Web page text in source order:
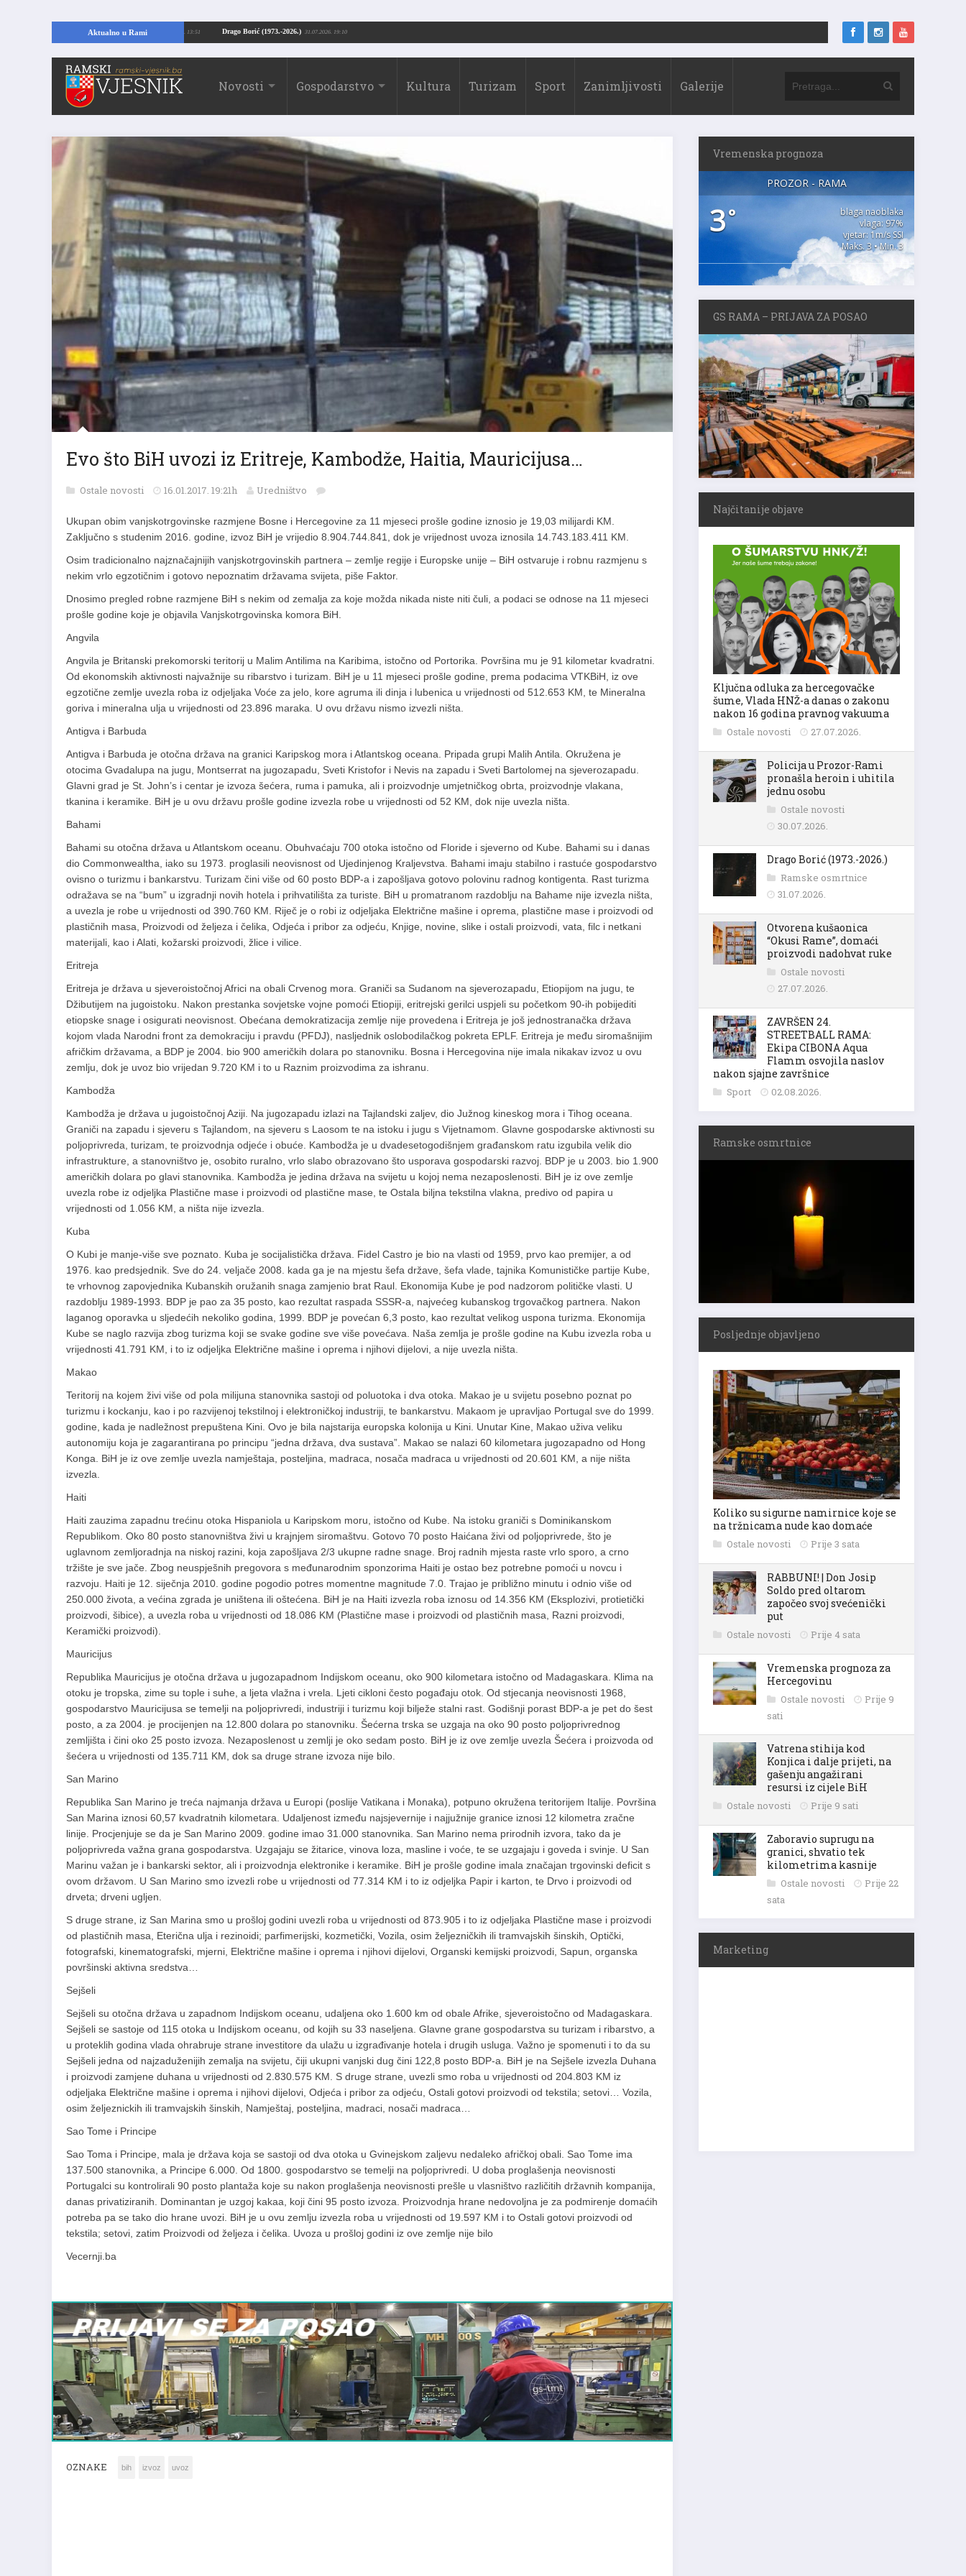
Aktualno u Rami Drago Borić (1973.-2026.)
Kopajući temelje kuće, pronašao vrijedne arheološke ostatke 24.07.2026. 13:51
Novosti Gospodarstvo Kultura Turizam Sport Zanimljivosti Galerije
Evo što BiH uvozi iz Eritreje, Kambodže, Haitia, Mauricijusa…
Ostale novosti 16.01.2017. 19:21h Uredništvo
Ukupan obim vanjskotrgovinske razmjene Bosne i Hercegovine za 11 mjeseci prošle godine iznosio je 19,03 milijardi KM.
Zaključno s studenim 2016. godine, izvoz BiH je vrijedio 8.904.744.841, dok je vrijednost uvoza iznosila 14.743.183.411 KM.
Osim tradicionalno najznačajnijih vanjskotrgovinskih partnera – zemlje regije i Europske unije – BiH ostvaruje i robnu razmjenu s
nekim vrlo egzotičnim i gotovo nepoznatim državama svijeta, piše Faktor.
Dnosimo pregled robne razmjene BiH s nekim od zemalja za koje možda nikada niste niti čuli, a podaci se odnose na 11 mjeseci
prošle godine koje je objavila Vanjskotrgovinska komora BiH.
Angvila
Angvila je Britanski prekomorski teritorij u Malim Antilima na Karibima, istočno od Portorika. Površina mu je 91 kilometar kvadratni.
Od ekonomskih aktivnosti najvažnije su ribarstvo i turizam. BiH je u 11 mjeseci prošle godine, prema podacima VTKBiH, iz ove
egzotične zemlje uvezla roba iz odjeljaka Voće za jelo, kore agruma ili dinja i lubenica u vrijednosti od 512.653 KM, te Mineralna
goriva i mineralna ulja u vrijednosti od 23.896 maraka. U ovu državu nismo izvezli ništa.
Antigva i Barbuda
Antigva i Barbuda je otočna država na granici Karipskog mora i Atlantskog oceana. Pripada grupi Malih Antila. Okružena je
otocima Gvadalupa na jugu, Montserrat na jugozapadu, Sveti Kristofor i Nevis na zapadu i Sveti Bartolomej na sjeverozapadu.
Glavni grad je St. John’s i centar je izvoza šećera, ruma i pamuka, ali i proizvodnje umjetničkog obrta, proizvodnje vlakana,
tkanina i keramike. BiH je u ovu državu prošle godine izvezla robe u vrijednosti od 52 KM, dok nije uvezla ništa.
Bahami
Bahami su otočna država u Atlantskom oceanu. Obuhvaćaju 700 otoka istočno od Floride i sjeverno od Kube. Bahami su i danas
dio Commonwealtha, iako su 1973. proglasili neovisnost od Ujedinjenog Kraljevstva. Bahami imaju stabilno i rastuće gospodarstvo
ovisno o turizmu i bankarstvu. Turizam čini više od 60 posto BDP-a i zapošljava gotovo polovinu radnog kontigenta. Rast turizma
odražava se na “bum” u izgradnji novih hotela i prihvatilišta za turiste. BiH u promatranom razdoblju na Bahame nije izvezla ništa,
a uvezla je robe u vrijednosti od 390.760 KM. Riječ je o robi iz odjeljaka Električne mašine i oprema, plastične mase i proizvodi od
plastičnih masa, Proizvodi od željeza i čelika, Odjeća i pribor za odjeću, Knjige, novine, slike i ostali proizvodi, vata, filc i netkani
materijali, kao i Alati, kožarski proizvodi, žlice i vilice.
Eritreja
Eritreja je država u sjeveroistočnoj Africi na obali Crvenog mora. Graniči sa Sudanom na sjeverozapadu, Etiopijom na jugu, te
Džibutijem na jugoistoku. Nakon prestanka sovjetske vojne pomoći Etiopiji, eritrejski gerilci uspjeli su početkom 90-ih pobijediti
etiopske snage i osigurati neovisnost. Obećana demokratizacija zemlje nije provedena i Eritreja je još jednostranačka država
kojom vlada Narodni front za demokraciju i pravdu (PFDJ), nasljednik oslobodilačkog pokreta EPLF. Eritreja je među siromašnijim
afričkim državama, a BDP je 2004. bio 900 američkih dolara po stanovniku. Bosna i Hercegovina nije imala nikakav izvoz u ovu
zemlju, dok je uvoz bio vrijedan 9.720 KM i to u Raznim proizvodima za ishranu.
Kambodža
Kambodža je država u jugoistočnoj Aziji. Na jugozapadu izlazi na Tajlandski zaljev, dio Južnog kineskog mora i Tihog oceana.
Graniči na zapadu i sjeveru s Tajlandom, na sjeveru s Laosom te na istoku i jugu s Vijetnamom. Glavne gospodarske aktivnosti su
poljoprivreda, turizam, te proizvodnja odjeće i obuće. Kambodža je u dvadesetogodišnjem građanskom ratu izgubila velik dio
infrastrukture, a stanovništvo je, osobito ruralno, vrlo slabo obrazovano što usporava gospodarski razvoj. BDP je u 2003. bio 1.900
američkih dolara po glavi stanovnika. Kambodža je jedina država na svijetu u kojoj nema nezaposlenosti. BiH je iz ove zemlje
uvezla robe iz odjeljka Plastične mase i proizvodi od plastične mase, te Ostala biljna tekstilna vlakna, predivo od papira u
vrijednosti od 1.056 KM, a ništa nije izvezla.
Kuba
O Kubi je manje-više sve poznato. Kuba je socijalistička država. Fidel Castro je bio na vlasti od 1959, prvo kao premijer, a od
1976. kao predsjednik. Sve do 24. veljače 2008. kada ga je na mjestu šefa države, šefa vlade, tajnika Komunističke partije Kube,
te vrhovnog zapovjednika Kubanskih oružanih snaga zamjenio brat Raul. Ekonomija Kube je pod nadzorom političke vlasti. U
razdoblju 1989-1993. BDP je pao za 35 posto, kao rezultat raspada SSSR-a, najvećeg kubanskog trgovačkog partnera. Nakon
laganog oporavka u sljedećih nekoliko godina, 1999. BDP je povećan 6,3 posto, kao rezultat velikog uspona turizma. Ekonomija
Kube se naglo razvija zbog turizma koji se svake godine sve više povećava. Naša zemlja je prošle godine na Kubu izvezla roba u
vrijednosti 41.791 KM, i to iz odjeljka Električne mašine i oprema i njihovi dijelovi, a nije uvezla ništa.
Makao
Teritorij na kojem živi više od pola milijuna stanovnika sastoji od poluotoka i dva otoka. Makao je u svijetu posebno poznat po
turizmu i kockanju, kao i po razvijenoj tekstilnoj i elektroničkoj industriji, te bankarstvu. Makaom je upravljao Portugal sve do 1999.
godine, kada je nadležnost prepuštena Kini. Ovo je bila najstarija europska kolonija u Kini. Unutar Kine, Makao uživa veliku
autonomiju koja je zagarantirana po principu “jedna država, dva sustava”. Makao se nalazi 60 kilometara jugozapadno od Hong
Konga. BiH je iz ove zemlje uvezla namještaja, posteljina, madraca, nosača madraca u vrijednosti od 20.601 KM, a nije ništa
izvezla.
Haiti
Haiti zauzima zapadnu trećinu otoka Hispaniola u Karipskom moru, istočno od Kube. Na istoku graniči s Dominikanskom
Republikom. Oko 80 posto stanovništva živi u krajnjem siromaštvu. Gotovo 70 posto Haićana živi od poljoprivrede, što je
uglavnom zemljoradnja na niskoj razini, koja zapošljava 2/3 ukupne radne snage. Broj radnih mjesta raste vrlo sporo, a crno
tržište je sve jače. Zbog neuspješnih pregovora s međunarodnim sponzorima Haiti je ostao bez potrebne pomoći u novcu i
razvoju. Haiti je 12. siječnja 2010. godine pogodio potres momentne magnitude 7.0. Trajao je približno minutu i odnio više od
250.000 života, a većina zgrada je uništena ili oštećena. BiH je na Haiti izvezla roba iznosu od 14.356 KM (Eksplozivi, protietički
proizvodi, šibice), a uvezla roba u vrijednosti od 18.086 KM (Plastične mase i proizvodi od plastičnih masa, Razni proizvodi,
Keramički proizvodi).
Mauricijus
Republika Mauricijus је otočna država u jugozapadnom Indijskom oceanu, oko 900 kilometara istočno od Madagaskara. Klima na
otoku je tropska, zime su tople i suhe, a ljeta vlažna i vrela. Ljeti cikloni često pogađaju otok. Od stjecanja neovisnosti 1968,
gospodarstvo Mauricijusa se temelji na poljoprivredi, industriji i turizmu koji bilježe stalni rast. Godišnji porast BDP-a je pet do šest
posto, a za 2004. je procijenjen na 12.800 dolara po stanovniku. Šećerna trska se uzgaja na oko 90 posto poljoprivrednog
zemljišta i čini oko 25 posto izvoza. Nezaposlenost u zemlji je oko sedam posto. BiH je iz ove zemlje uvezla Šećera i proizvoda od
šećera u vrijednosti od 135.711 KM, dok sa druge strane izvoza nije bilo.
San Marino
Republika San Marino je treća najmanja država u Europi (poslije Vatikana i Monaka), potpuno okružena teritorijem Italije. Površina
San Marina iznosi 60,57 kvadratnih kilometara. Udaljenost između najsjevernije i najjužnije granice iznosi 12 kilometra zračne
linije. Procjenjuje se da je San Marino 2009. godine imao 31.000 stanovnika. San Marino nema prirodnih izvora, tako da je
poljoprivreda važna grana gospodarstva. Uzgajaju se žitarice, vinova loza, masline i voće, te se uzgajaju i goveda i svinje. U San
Marinu važan je i bankarski sektor, ali i proizvodnja elektronike i keramike. BiH je prošle godine imala značajan trgovinski deficit s
ovom državom. U San Marino smo izvezli robe u vrijednosti od 77.314 KM i to iz odjeljka Papir i karton, te Drvo i proizvodi od
drveta; drveni ugljen.
S druge strane, iz San Marina smo u prošloj godini uvezli roba u vrijednosti od 873.905 i to iz odjeljaka Plastične mase i proizvodi
od plastičnih masa, Eterična ulja i rezinoidi; parfimerijski, kozmetički, Vozila, osim željezničkih ili tramvajskih šinskih, Optički,
fotografski, kinematografski, mjerni, Električne mašine i oprema i njihovi dijelovi, Organski kemijski proizvodi, Sapun, organska
površinski aktivna sredstva…
Sejšeli
Sejšeli su otočna država u zapadnom Indijskom oceanu, udaljena oko 1.600 km od obale Afrike, sjeveroistočno od Madagaskara.
Sejšeli se sastoje od 115 otoka u Indijskom oceanu, od kojih su 33 naseljena. Glavne grane gospodarstva su turizam i ribarstvo, a
u proteklih godina vlada ohrabruje strane investitore da ulažu u izgrađivanje hotela i drugih usluga. Važno je spomenuti i to da su
Sejšeli jedna od najzaduženijih zemalja na svijetu, čiji ukupni vanjski dug čini 122,8 posto BDP-a. BiH je na Sejšele izvezla Duhana
i proizvodi zamjene duhana u vrijednosti od 2.830.575 KM. S druge strane, uvezli smo roba u vrijednosti od 204.803 KM iz
odjeljaka Električne mašine i oprema i njihovi dijelovi, Odjeća i pribor za odjeću, Ostali gotovi proizvodi od tekstila; setovi… Vozila,
osim željeznickih ili tramvajskih šinskih, Namještaj, posteljina, madraci, nosači madraca…
Sao Tome i Principe
Sao Toma i Principe, mala je država koja se sastoji od dva otoka u Gvinejskom zaljevu nedaleko afričkoj obali. Sao Tome ima
137.500 stanovnika, а Principe 6.000. Od 1800. gospodarstvo se temelji na poljoprivredi. U doba proglašenja neovisnosti
Portugalci su kontrolirali 90 posto plantaža koje su nakon proglašenja neovisnosti prešle u vlasništvo različitih državnih kompanija,
danas privatiziranih. Dominantan je uzgoj kakaa, koji čini 95 posto izvoza. Proizvodnja hrane nedovoljna je za podmirenje domaćih
potreba pa se tako dio hrane uvozi. BiH je u ovu zemlju izvezla roba u vrijednosti od 19.597 KM i to Ostali gotovi proizvodi od
tekstila; setovi, zatim Proizvodi od željeza i čelika. Uvoza u prošloj godini iz ove zemlje nije bilo
Vecernji.ba
OZNAKE
Vremenska prognoza
PROZOR - RAMA
3°
blaga naoblaka
vlaga: 97%
vjetar: 1m/s SSI
Maks. 3 • Min. 3
GS RAMA – PRIJAVA ZA POSAO
Najčitanije objave
Ključna odluka za hercegovačke
šume, Vlada HNŽ-a danas o zakonu
nakon 16 godina pravnog vakuuma
Ostale novosti 27.07.2026.
Policija u Prozor-Rami
pronašla heroin i uhitila
jednu osobu
Ostale novosti
30.07.2026.
Drago Borić (1973.-2026.)
Ramske osmrtnice
31.07.2026.
Otvorena kušaonica
“Okusi Rame”, domaći
proizvodi nadohvat ruke
Ostale novosti
27.07.2026.
ZAVRŠEN 24.
STREETBALL RAMA:
Ekipa CIBONA Aqua
Flamm osvojila naslov
nakon sjajne završnice
Sport 02.08.2026.
Ramske osmrtnice
Posljednje objavljeno
Koliko su sigurne namirnice koje se
na tržnicama nude kao domaće
Ostale novosti Prije 3 sata
RABBUNI! | Don Josip
Soldo pred oltarom
započeo svoj svećenički
put
Ostale novosti Prije 4 sata
Vremenska prognoza za
Hercegovinu
Ostale novosti
Prije 9
sati
Vatrena stihija kod
Konjica i dalje prijeti, na
gašenju angažirani
resursi iz cijele BiH
Ostale novosti Prije 9 sati
Zaboravio suprugu na
granici, shvatio tek
kilometrima kasnije
Ostale novosti
Prije 22
sata
Marketing